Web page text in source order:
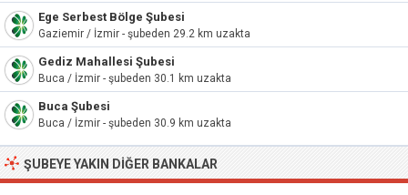
Ege Serbest Bölge Şubesi
Gaziemir / İzmir - şubeden 29.2 km uzakta
Gediz Mahallesi Şubesi
Buca / İzmir - şubeden 30.1 km uzakta
Buca Şubesi
Buca / İzmir - şubeden 30.9 km uzakta
ŞUBEYE YAKIN DIĞER BANKALAR